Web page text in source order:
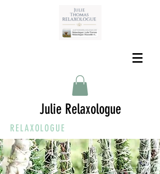
Julie Relaxologue
RELAXOLOGUE